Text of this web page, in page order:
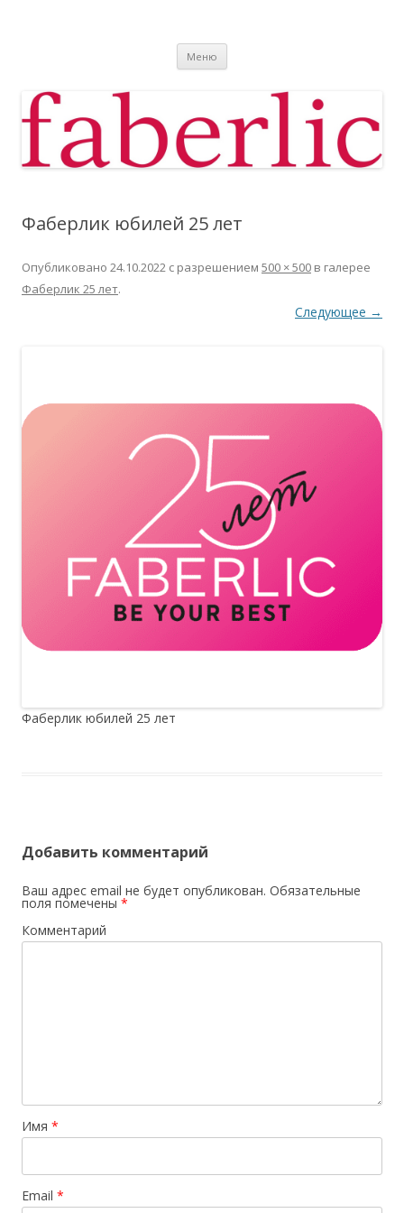
Меню
Фаберлик юбилей 25 лет
Опубликовано 24.10.2022 с разрешением 500 × 500 в галерее
Фаберлик 25 лет.
Следующее →
Фаберлик юбилей 25 лет
Добавить комментарий
Ваш адрес email не будет опубликован. Обязательные
поля помечены *
Комментарий
Имя *
Email *